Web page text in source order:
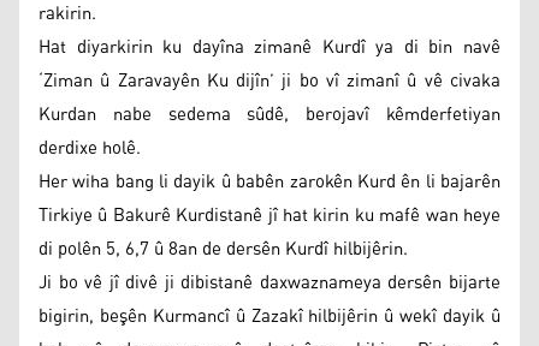
rakirin.
Hat diyarkirin ku dayîna zimanê Kurdî ya di bin navê
‘Ziman û Zaravayên Ku dijîn’ ji bo vî zimanî û vê civaka
Kurdan nabe sedema sûdê, berojavî kêmderfetiyan
derdixe holê.
Her wiha bang li dayik û babên zarokên Kurd ên li bajarên
Tirkiye û Bakurê Kurdistanê jî hat kirin ku mafê wan heye
di polên 5, 6,7 û 8an de dersên Kurdî hilbijêrin.
Ji bo vê jî divê ji dibistanê daxwaznameya dersên bijarte
bigirin, beşên Kurmancî û Zazakî hilbijêrin û wekî dayik û